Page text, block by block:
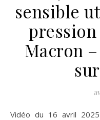
sensible
Macron
Vidéo du 16 avril 2025 (durée 17 min) : Source vidéo